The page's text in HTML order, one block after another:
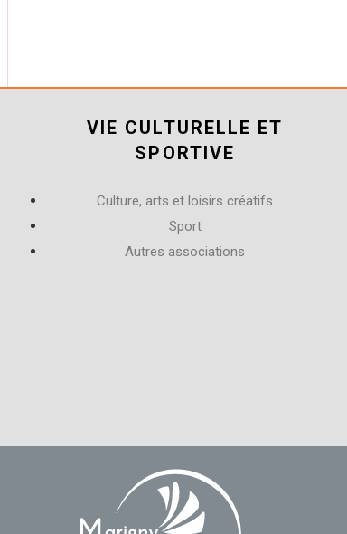
VIE CULTURELLE ET
SPORTIVE
Culture, arts et loisirs créatifs
Sport
Autres associations